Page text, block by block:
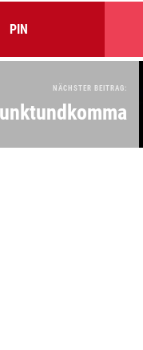
PIN
NÄCHSTER BEITRAG: